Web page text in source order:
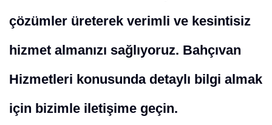
çözümler üreterek verimli ve kesintisiz
hizmet almanızı sağlıyoruz. Bahçıvan
Hizmetleri konusunda detaylı bilgi almak
için bizimle iletişime geçin.